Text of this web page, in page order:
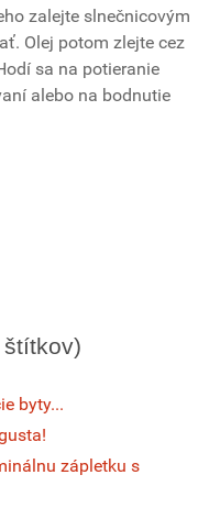
zalejte slnečnicovým
Olej potom zlejte cez
sa na potieranie
alebo na bodnutie
byty...
zápletku s